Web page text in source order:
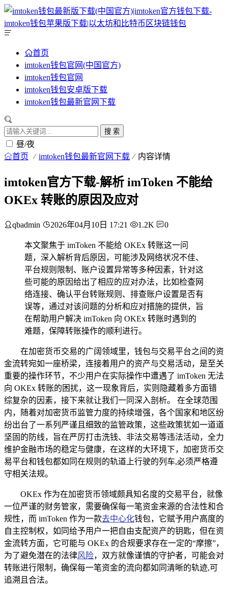
首页
imtoken钱包官网(中国官方)
imtoken钱包官网
imtoken钱包安卓版下载
imtoken钱包最新官网下载
搜 索
昼/夜
首页 imtoken钱包最新官网下载 内容详情
imtoken官方下载-解析 imToken 不能给
OKEx 转账的原因及应对
qbadmin 2026年04月10日 17:21 1.2K 0
本文聚焦于 imToken 不能给 OKEx 转账这一问
题，深入解析背后原因，可能涉及网络状况不佳、
平台规则限制、账户设置异常等多种因素，针对这
些可能的原因给出了相应的应对办法，比如检查网
络连接、确认平台转账规则、排查账户设置是否有
误等，通过对该问题的分析和应对措施的提供，旨
在帮助用户解决 imToken 向 OKEx 转账时遇到的
难题，保障转账操作的顺利进行。
在加密货币交易的广阔领域里，钱包与交易平台之间的资
金流转宛如一座桥梁，连接着用户的资产与交易活动，是至关
重要的操作环节，不少用户在实际操作中遭遇了 imToken 无法
向 OKEx 转账的困扰，这一现象背后，实则隐藏着多方面错
综复杂的因素，接下来就让我们一同深入剖析。 在全球范围
内，随着对加密货币监管力度的持续增强，各个国家和地区纷
纷出台了一系列严谨且细致的监管政策，这些政策犹如一道道
坚固的防线，旨在严厉打击洗钱、非法交易等违法活动，全力
维护金融市场的稳定与健康，在这样的大环境下，加密货币交
易平台和钱包都如同在规则的轨道上行驶的列车,必须严格遵
守相关法规。
OKEx 作为在加密货币领域颇具知名度的交易平台，就像
一位严谨的财务管家，需要确保每一笔资金来源的合法性和合
规性，而 imToken 作为一款去中心化钱包，它赋予用户高度的
自主控制权，如同给予用户一把自由支配资产的钥匙，但在资
金流转方面，它可能与 OKEx 的合规要求存在一定的“摩擦”，
为了避免潜在的法律风险，双方就像谨慎的守护者，可能会对
转账进行限制，确保每一笔资金的流向都如同清晰的轨迹,可
追溯且合法。